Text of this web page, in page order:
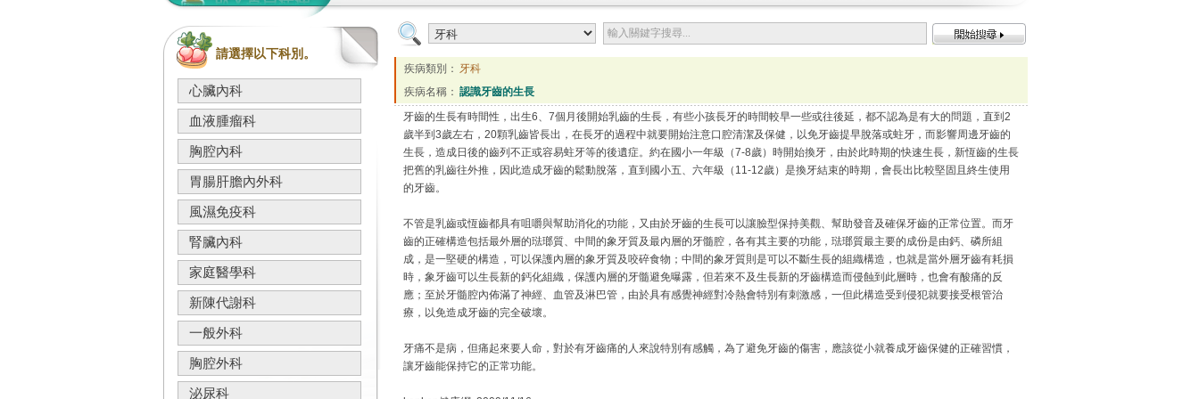
請選擇以下科別。
心臟內科
血液腫瘤科
胸腔內科
胃腸肝膽內外科
風濕免疫科
腎臟內科
家庭醫學科
新陳代謝科
一般外科
胸腔外科
泌尿科
疾病類別： 牙科
疾病名稱： 認識牙齒的生長
牙齒的生長有時間性，出生6、7個月後開始乳齒的生長，有些小孩長牙的時間較早一些或往後延，都不認為是有大的問題，直到2
歲半到3歲左右，20顆乳齒皆長出，在長牙的過程中就要開始注意口腔清潔及保健，以免牙齒提早脫落或蛀牙，而影響周邊牙齒的
生長，造成日後的齒列不正或容易蛀牙等的後遺症。約在國小一年級（7-8歲）時開始換牙，由於此時期的快速生長，新恆齒的生長
把舊的乳齒往外推，因此造成牙齒的鬆動脫落，直到國小五、六年級（11-12歲）是換牙結束的時期，會長出比較堅固且終生使用
的牙齒。
不管是乳齒或恆齒都具有咀嚼與幫助消化的功能，又由於牙齒的生長可以讓臉型保持美觀、幫助發音及確保牙齒的正常位置。而牙
齒的正確構造包括最外層的琺瑯質、中間的象牙質及最內層的牙髓腔，各有其主要的功能，琺瑯質最主要的成份是由鈣、磷所組
成，是一堅硬的構造，可以保護內層的象牙質及咬碎食物；中間的象牙質則是可以不斷生長的組織構造，也就是當外層牙齒有耗損
時，象牙齒可以生長新的鈣化組織，保護內層的牙髓避免曝露，但若來不及生長新的牙齒構造而侵蝕到此層時，也會有酸痛的反
應；至於牙髓腔內佈滿了神經、血管及淋巴管，由於具有感覺神經對冷熱會特別有刺激感，一但此構造受到侵犯就要接受根管治
療，以免造成牙齒的完全破壞。
牙痛不是病，但痛起來要人命，對於有牙齒痛的人來說特別有感觸，為了避免牙齒的傷害，應該從小就養成牙齒保健的正確習慣，
讓牙齒能保持它的正常功能。